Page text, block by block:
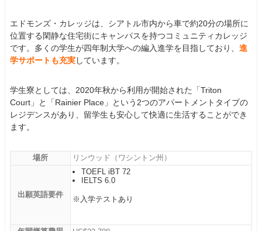
エドモンズ・カレッジは、シアトル市内から車で約20分の場所に
位置する閑静な住宅街にキャンパスを持つコミュニティカレッジ
です。多くの学生が四年制大学への編入進学を目指しており、 進
学サポートも充実 しています。
学生寮としては、2020年秋から利用が開始された「Triton
Court」と「Rainier Place」という2つのアパートメントタイプの
レジデンスがあり、留学生も安心して快適に生活することができ
ます。
場所 リンウッド（ワシントン州）
出願英語要件
TOEFL iBT 72
IELTS 6.0
※入学テストあり